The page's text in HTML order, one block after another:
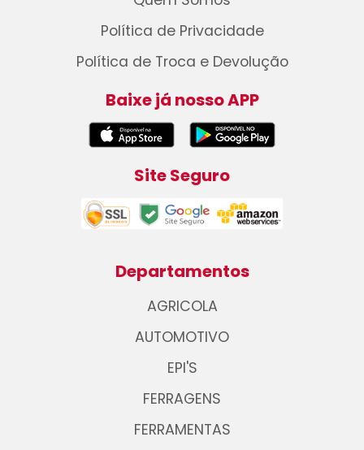
Política de Privacidade
Política de Troca e Devolução
Baixe já nosso APP
Site Seguro
Departamentos
AGRICOLA
AUTOMOTIVO
EPI'S
FERRAGENS
FERRAMENTAS